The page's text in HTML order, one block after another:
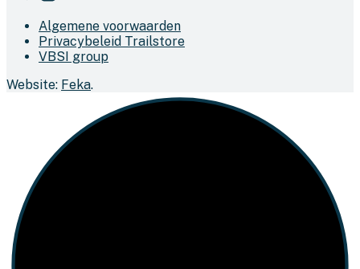
Algemene voorwaarden
Privacybeleid Trailstore
VBSI group
Website: Feka.